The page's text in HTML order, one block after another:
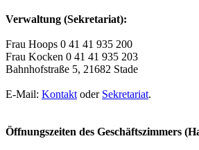
Verwaltung (Sekretariat):
Frau Hoops 0 41 41 935 200
Frau Kocken 0 41 41 935 203
Bahnhofstraße 5, 21682 Stade
E-Mail: Kontaktoder Sekretariat.
Öffnungszeiten des Geschäftszimmers